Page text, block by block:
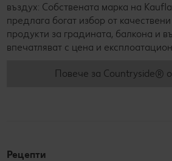
въздух: Собствената марка на
предлага богат избор от
продукти за градината, балкона и
впечатляват с цена и
Повече за Countryside®
Рецепти